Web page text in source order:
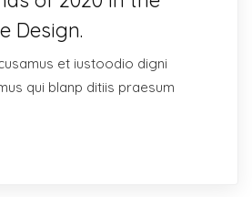
Design.
et iustoodio digni
qui blanp ditiis praesum